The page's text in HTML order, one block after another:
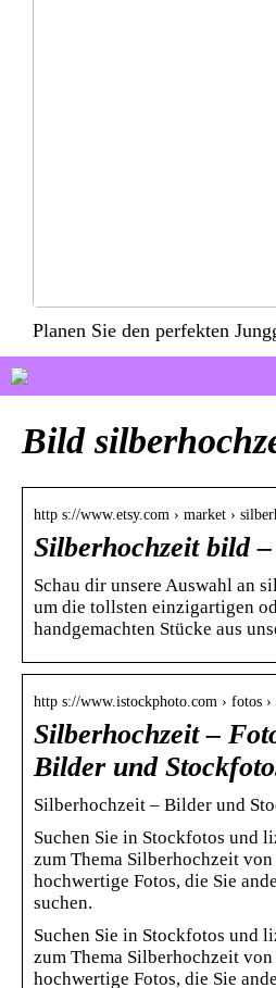
Planen Sie den perfekten
Bild
http s://www.etsy.com › market ›
Silberhochzeit bild –
Schau dir unsere Auswahl an
um die tollsten einzigartigen
handgemachten Stücke aus
http s://www.istockphoto.com › fotos
Silberhochzeit –
Bilder und
Silberhochzeit – Bilder und
Suchen Sie in Stockfotos und
zum Thema Silberhochzeit
hochwertige Fotos, die Sie
suchen.
Suchen Sie in Stockfotos und
zum Thema Silberhochzeit
hochwertige Fotos, die Sie